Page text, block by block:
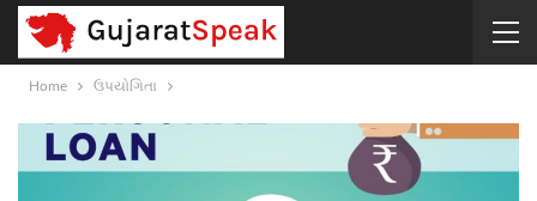
Home ઉપયોગિતા